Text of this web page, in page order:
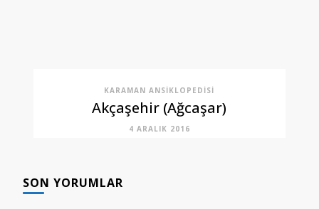
KARAMAN ANSIKLOPEDISI
Akçaşehir (Ağcaşar)
4 ARALIK 2016
SON YORUMLAR